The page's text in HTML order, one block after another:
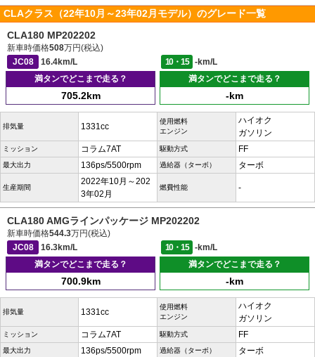
CLAクラス（22年10月～23年02月モデル）のグレード一覧
CLA180 MP202202
新車時価格508万円(税込)
JC08
16.4km/L 10・15
-km/L
満タンでどこまで走る？
705.2km
満タンでどこまで走る？
-km
排気量 1331cc
使用燃料
エンジン
ハイオク
ガソリン
ミッション コラム7AT 駆動方式 FF
最大出力 136ps/5500rpm 過給器（ターボ） ターボ
生産期間
2022年10月～202
3年02月
燃費性能 -
CLA180 AMGラインパッケージ MP202202
新車時価格544.3万円(税込)
JC08
16.3km/L 10・15
-km/L
満タンでどこまで走る？
700.9km
満タンでどこまで走る？
-km
排気量 1331cc
使用燃料
エンジン
ハイオク
ガソリン
ミッション コラム7AT 駆動方式 FF
最大出力 136ps/5500rpm 過給器（ターボ） ターボ